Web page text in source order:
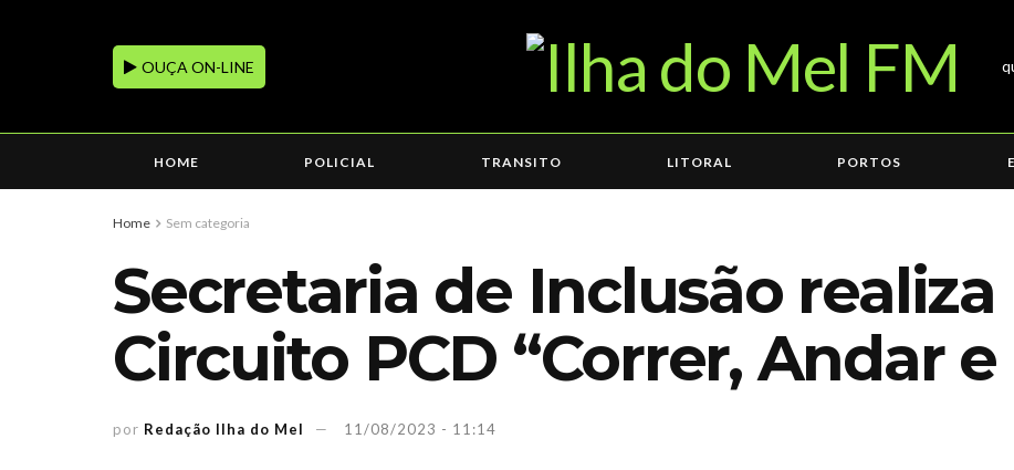
OUÇA ON-LINE
HOME POLICIAL TRANSITO LITORAL PORTOS
Home Sem categoria
Secretaria de Inclusão
Circuito PCD “Correr, Andar e
por Redação Ilha do Mel 11/08/2023 - 11:14